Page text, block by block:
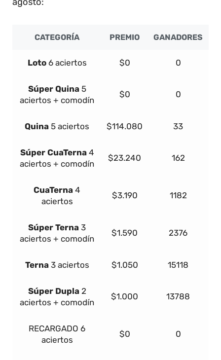
CATEGORÍA PREMIO GANADORES
Loto 6 aciertos $0 0
Súper Quina 5
aciertos + comodín
$0 0
Quina 5 aciertos $114.080 33
Súper CuaTerna 4
aciertos + comodín
$23.240 162
CuaTerna 4
aciertos
$3.190 1182
Súper Terna 3
aciertos + comodín
$1.590 2376
Terna 3 aciertos $1.050 15118
Súper Dupla 2
aciertos + comodín
$1.000 13788
RECARGADO 6
aciertos
$0 0